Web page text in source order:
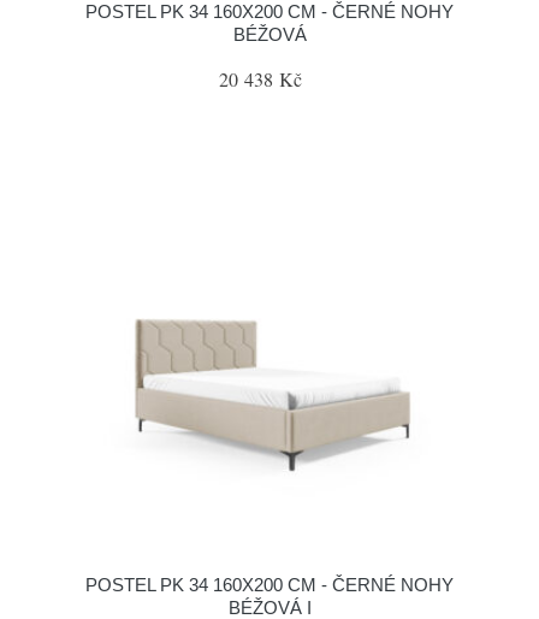
POSTEL PK 34 160X200 CM - ČERNÉ NOHY
BÉŽOVÁ
20 438 Kč
POSTEL PK 34 160X200 CM - ČERNÉ NOHY
BÉŽOVÁ I